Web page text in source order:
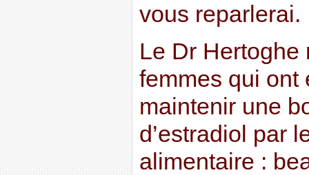
vous reparlerai.
Le Dr Hertoghe
femmes qui ont
maintenir une
d’estradiol par
alimentaire :